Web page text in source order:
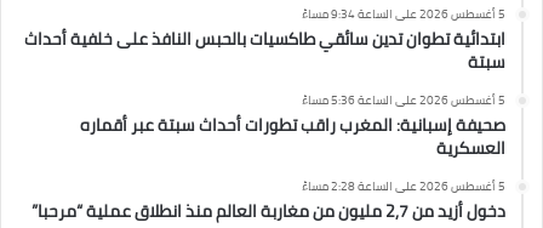
5 أغسطس 2026 على الساعة 9:34 مساءً
ابتدائية تطوان تدين سائقي طاكسيات بالحبس النافذ على خلفية أحداث
سبتة
5 أغسطس 2026 على الساعة 5:36 مساءً
صحيفة إسبانية: المغرب راقب تطورات أحداث سبتة عبر أقماره
العسكرية
5 أغسطس 2026 على الساعة 2:28 مساءً
دخول أزيد من 2,7 مليون من مغاربة العالم منذ انطلاق عملية “مرحبا”